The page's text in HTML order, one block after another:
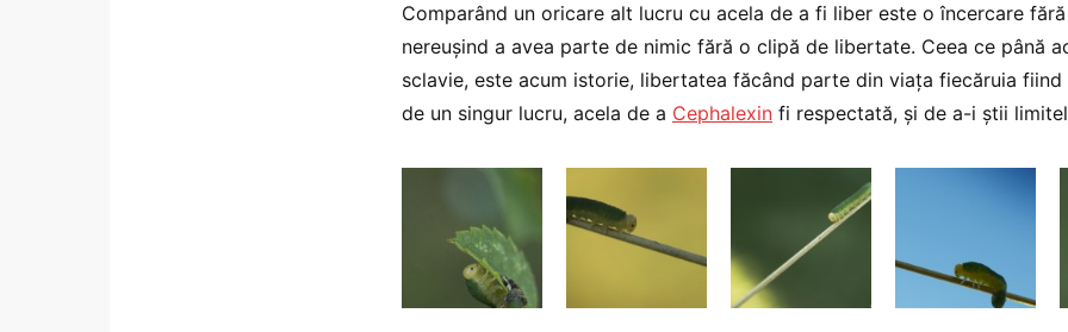
Comparând un oricare alt lucru cu acela de a fi liber este o încercare
nereuşind a avea parte de nimic fără o clipă de libertate. Ceea ce până
sclavie, este acum istorie, libertatea făcând parte din viaţa fiecăruia
de un singur lucru, acela de a Cephalexin fi respectată, şi de a-i ştii